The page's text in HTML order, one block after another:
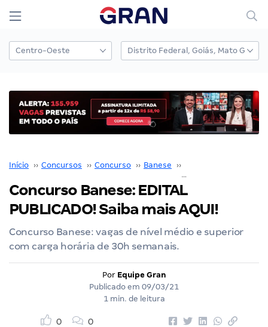
Início ›› Concursos ›› Concurso ›› Banese ››
Concurso Banese: EDITAL
PUBLICADO! Saiba mais AQUI!
Concurso Banese: vagas de nível médio e superior
com carga horária de 30h semanais.
Por Equipe Gran
Publicado em 09/03/21
1 min. de leitura
0 0